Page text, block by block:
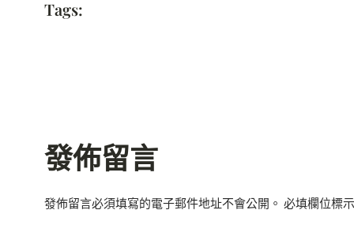
Tags:
發佈留言
發佈留言必須填寫的電子郵件地址不會公開。 必填欄位標